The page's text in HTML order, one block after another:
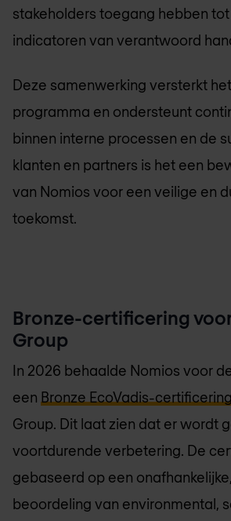
stakeholders toegang hebben
indicatoren van verantwoord
Deze samenwerking versterkt
programma en ondersteunt
binnen interne processen en de
klanten en partners is het een
van Nomios voor een veilige en
toekomst.
Bronze-certificering
Group
In 2026 behaalde Nomios voor
een Bronze EcoVadis-certificering
Group. Dit laat zien dat er wordt
voortdurende verbetering. De
gebaseerd op een
beoordeling van environmental,